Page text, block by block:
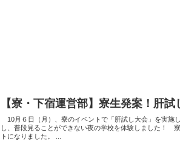
【寮・下宿運営部】寮生発案！肝試
10月６日（月）、寮のイベントで「肝試し大会」を実施
し、普段見ることができない夜の学校を体験しました！
トになりました。 ...